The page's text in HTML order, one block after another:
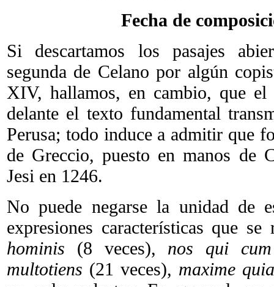
Fecha de
Si descartamos los pasajes
segunda de Celano por algún
XIV, hallamos, en cambio, que
delante el texto fundamental
Perusa; todo induce a admitir que
de Greccio, puesto en manos de
Jesi en 1246.
No puede negarse la unidad de
expresiones características que
hominis (8 veces), nos qui
multotiens (21 veces), maxime quia